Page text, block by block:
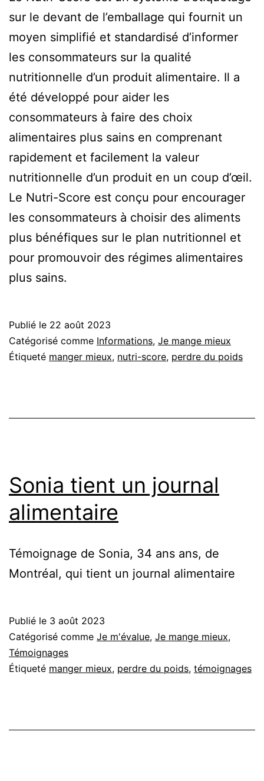
sur le devant de l’emballage qui fournit un
moyen simplifié et standardisé d’informer
les consommateurs sur la qualité
nutritionnelle d’un produit alimentaire. Il a
été développé pour aider les
consommateurs à faire des choix
alimentaires plus sains en comprenant
rapidement et facilement la valeur
nutritionnelle d’un produit en un coup d’œil.
Le Nutri-Score est conçu pour encourager
les consommateurs à choisir des aliments
plus bénéfiques sur le plan nutritionnel et
pour promouvoir des régimes alimentaires
plus sains.
Publié le 22 août 2023
Catégorisé comme Informations, Je mange mieux
Étiqueté manger mieux, nutri-score, perdre du poids
Sonia tient un journal
alimentaire
Témoignage de Sonia, 34 ans ans, de
Montréal, qui tient un journal alimentaire
Publié le 3 août 2023
Catégorisé comme Je m'évalue, Je mange mieux,
Témoignages
Étiqueté manger mieux, perdre du poids, témoignages